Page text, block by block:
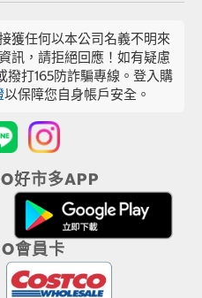
獲任何以本公司名義不明來
訊，請拒絕回應！如有疑慮
撥打165防詐騙專線。登入購
以保障您自身帳戶安全。
好市多APP
會員卡